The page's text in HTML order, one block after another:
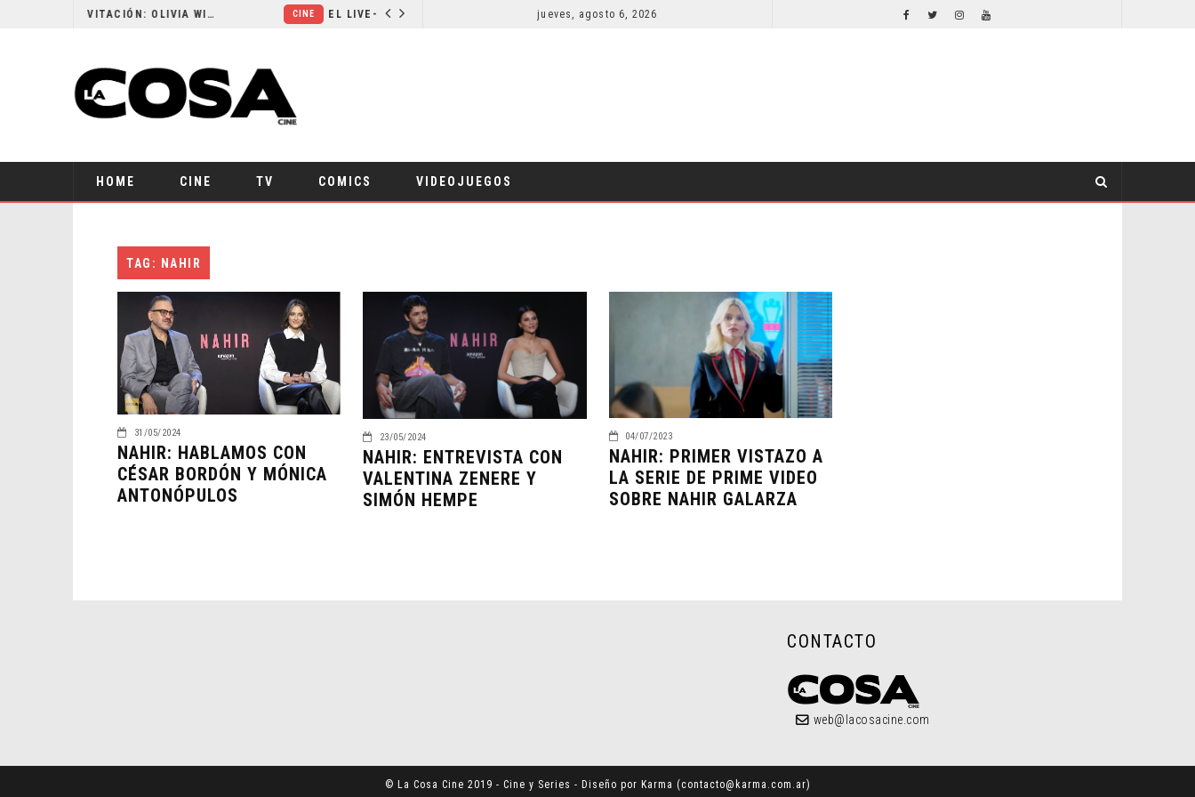
RESEÑA LA INVITACIÓN: OLIVIA WILDE REFLEXIONA SOBRE LA VIDA CONYUGAL CINE
jueves, agosto 6, 2026
HOME CINE TV COMICS VIDEOJUEGOS
TAG: NAHIR
31/05/2024
NAHIR: HABLAMOS CON
CÉSAR BORDÓN Y MÓNICA
ANTONÓPULOS
23/05/2024
NAHIR: ENTREVISTA CON
VALENTINA ZENERE Y
SIMÓN HEMPE
04/07/2023
NAHIR: PRIMER VISTAZO A
LA SERIE DE PRIME VIDEO
SOBRE NAHIR GALARZA
CONTACTO
web@lacosacine.com
© La Cosa Cine 2019 - Cine y Series - Diseño por Karma (contacto@karma.com.ar)